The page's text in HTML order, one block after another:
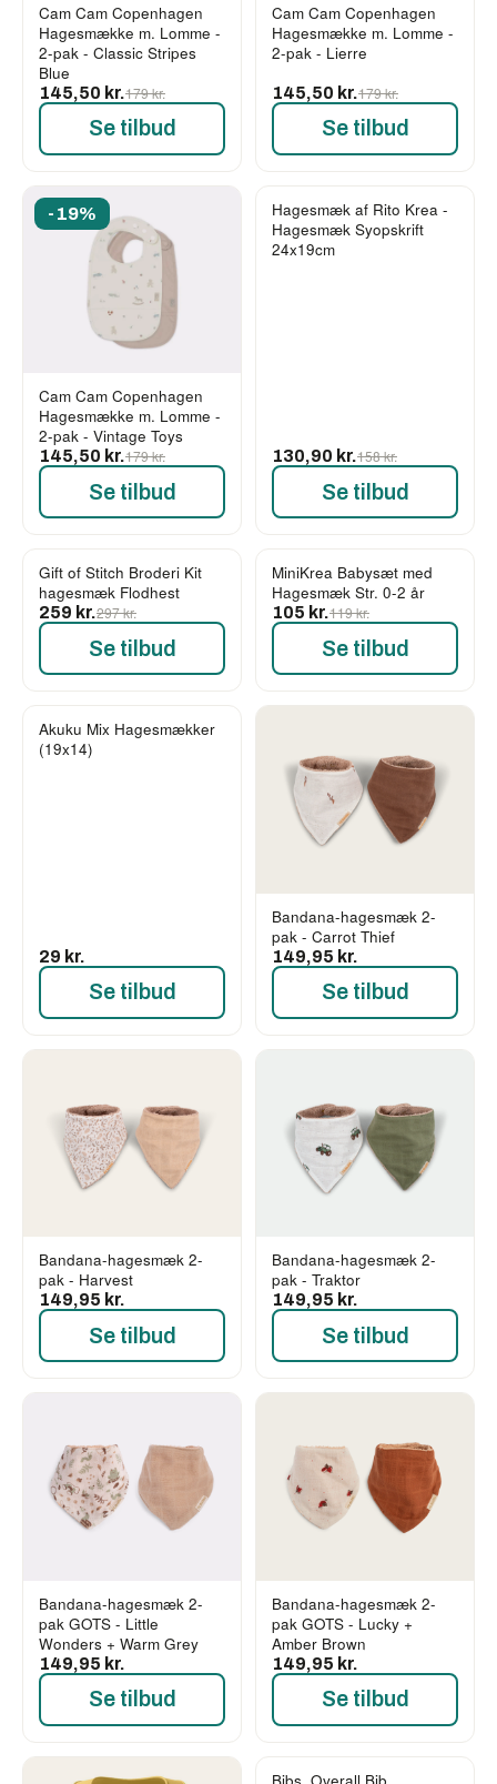
Cam Cam Copenhagen
Hagesmække m. Lomme -
2-pak - Classic Stripes
Blue
145,50 kr.179 kr.
Se tilbud
Cam Cam Copenhagen
Hagesmække m. Lomme -
2-pak - Lierre
145,50 kr.179 kr.
Se tilbud
-19%
Cam Cam Copenhagen
Hagesmække m. Lomme -
2-pak - Vintage Toys
145,50 kr.179 kr.
Se tilbud
-17%
Hagesmæk af Rito Krea -
Hagesmæk Syopskrift
24x19cm
130,90 kr.158 kr.
Se tilbud
-13%
Gift of Stitch Broderi Kit
hagesmæk Flodhest
259 kr.297 kr.
Se tilbud
-12%
MiniKrea Babysæt med
Hagesmæk Str. 0-2 år
105 kr.119 kr.
Se tilbud
Akuku Mix Hagesmækker
(19x14)
29 kr.
Se tilbud
Bandana-hagesmæk 2-
pak - Carrot Thief
149,95 kr.
Se tilbud
Bandana-hagesmæk 2-
pak - Harvest
149,95 kr.
Se tilbud
Bandana-hagesmæk 2-
pak - Traktor
149,95 kr.
Se tilbud
Bandana-hagesmæk 2-
pak GOTS - Little
Wonders + Warm Grey
149,95 kr.
Se tilbud
Bandana-hagesmæk 2-
pak GOTS - Lucky +
Amber Brown
149,95 kr.
Se tilbud